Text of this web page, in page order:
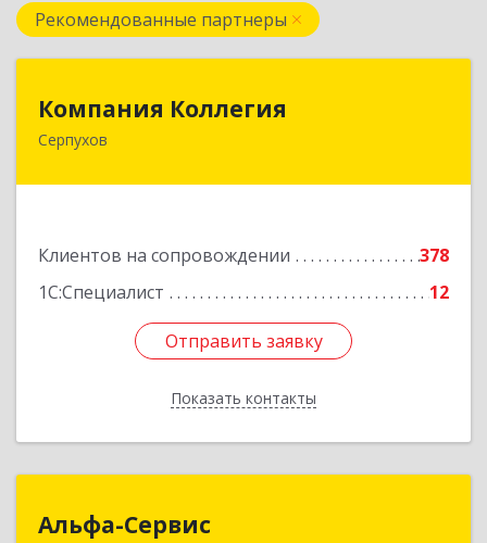
Рекомендованные партнеры
Компания Коллегия
Серпухов
Клиентов на сопровождении
378
1С:Специалист
12
Отправить заявку
Показать контакты
142211, Московская обл, Серпухов г, Оборонная
Отправить заявку
Назад
Альфа-Сервис